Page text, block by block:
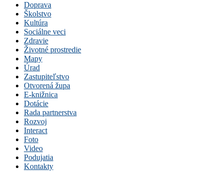
Doprava
Školstvo
Kultúra
Sociálne veci
Zdravie
Životné prostredie
Mapy
Úrad
Zastupiteľstvo
Otvorená župa
E-knižnica
Dotácie
Rada partnerstva
Rozvoj
Interact
Foto
Video
Podujatia
Kontakty